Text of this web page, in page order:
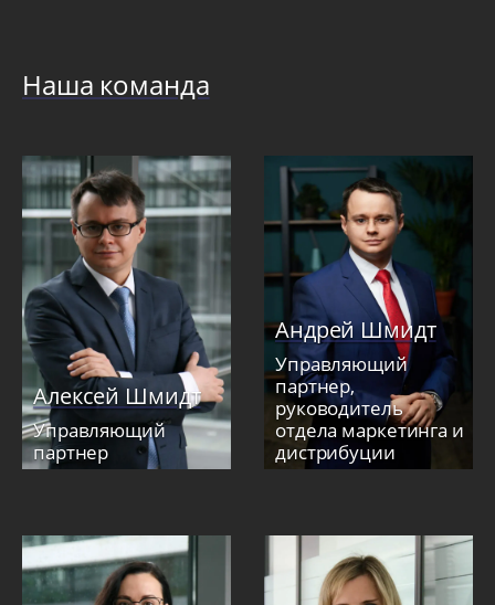
Наша команда
Алексей Шмидт
Управляющий
партнер
Андрей Шмидт
Управляющий
партнер,
руководитель
отдела маркетинга и
дистрибуции